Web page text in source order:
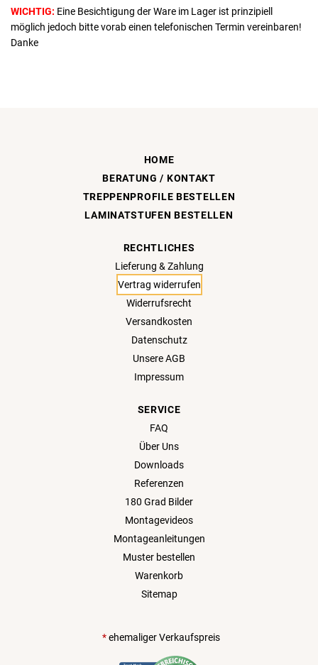
WICHTIG: Eine Besichtigung der Ware im Lager ist prinzipiell
möglich jedoch bitte vorab einen telefonischen Termin vereinbaren!
Danke
HOME
BERATUNG / KONTAKT
TREPPENPROFILE BESTELLEN
LAMINATSTUFEN BESTELLEN
RECHTLICHES
Lieferung & Zahlung
Vertrag widerrufen
Widerrufsrecht
Versandkosten
Datenschutz
Unsere AGB
Impressum
SERVICE
FAQ
Über Uns
Downloads
Referenzen
180 Grad Bilder
Montagevideos
Montageanleitungen
Muster bestellen
Warenkorb
Sitemap
*ehemaliger Verkaufspreis